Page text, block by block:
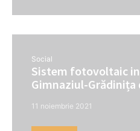
Social
Sistem fotovoltaic
Gimnaziul-Grădinița
11 noiembrie 2021